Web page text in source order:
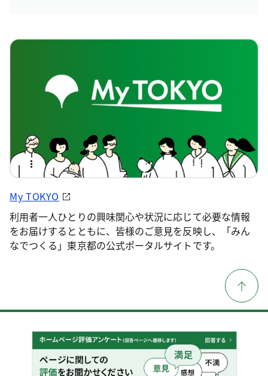
My TOKYO
利用者一人ひとりの興味関心や状況に応じて必要な情報
をお届けするとともに、皆様のご意見を反映し、「みん
なでつくる」東京都の公式ポータルサイトです。